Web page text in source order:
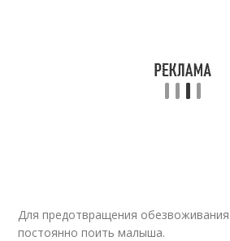
Для предотвращения обезвоживания
постоянно поить малыша.